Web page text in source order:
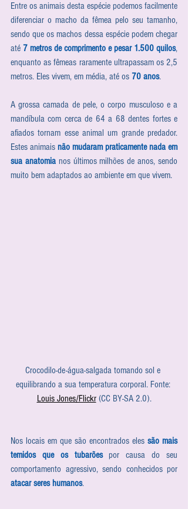
Entre os animais desta espécie podemos facilmente
diferenciar o macho da fêmea pelo seu tamanho,
sendo que os machos dessa espécie podem chegar
até 7 metros de comprimento e pesar 1.500 quilos,
enquanto as fêmeas raramente ultrapassam os 2,5
metros. Eles vivem, em média, até os 70 anos.
A grossa camada de pele, o corpo musculoso e a
mandíbula com cerca de 64 a 68 dentes fortes e
afiados tornam esse animal um grande predador.
Estes animais não mudaram praticamente nada em
sua anatomia nos últimos milhões de anos, sendo
muito bem adaptados ao ambiente em que vivem.
Crocodilo-de-água-salgada tomando sol e
equilibrando a sua temperatura corporal. Fonte:
Louis Jones/Flickr (CC BY-SA 2.0).
Nos locais em que são encontrados eles são mais
temidos que os tubarões por causa do seu
atacar seres humanos.